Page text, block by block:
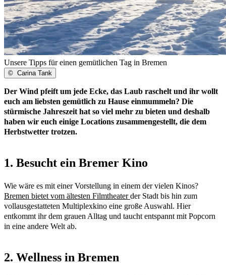
Unsere Tipps für einen gemütlichen Tag in Bremen
© Carina Tank
Der Wind pfeift um jede Ecke, das Laub raschelt und ihr wollt
euch am liebsten gemütlich zu Hause einmummeln? Die
stürmische Jahreszeit hat so viel mehr zu bieten und deshalb
haben wir euch einige Locations zusammengestellt, die dem
Herbstwetter trotzen.
1. Besucht ein Bremer Kino
Wie wäre es mit einer Vorstellung in einem der vielen Kinos?
Bremen bietet vom ältesten Filmtheaterder Stadt bis hin zum
vollausgestatteten Multiplexkino eine große Auswahl. Hier
entkommt ihr dem grauen Alltag und taucht entspannt mit Popcorn
in eine andere Welt ab.
2. Wellness in Bremen